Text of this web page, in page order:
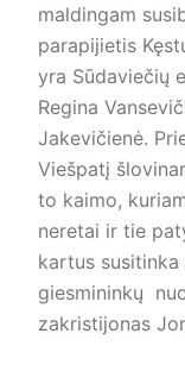
maldingam
parapijietis
yra Sūdaviečių
Regina
Jakevičienė.
Viešpatį
to kaimo,
neretai ir tie
kartus
giesmininkų
zakristijonas